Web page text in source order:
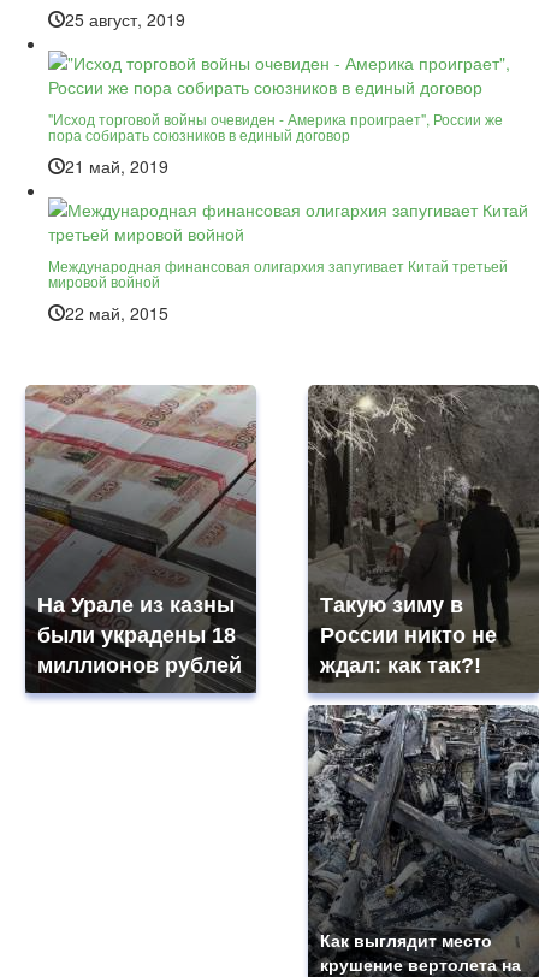
25 август, 2019
"Исход торговой войны очевиден - Америка проиграет", России же
пора собирать союзников в единый договор
21 май, 2019
Международная финансовая олигархия запугивает Китай третьей
мировой войной
22 май, 2015
На Урале из казны
были украдены 18
миллионов рублей
Такую зиму в
России никто не
ждал: как так?!
Как выглядит место
крушение вертолета на